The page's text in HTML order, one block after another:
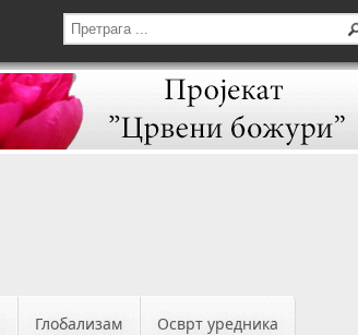
Глобализам Осврт уредника